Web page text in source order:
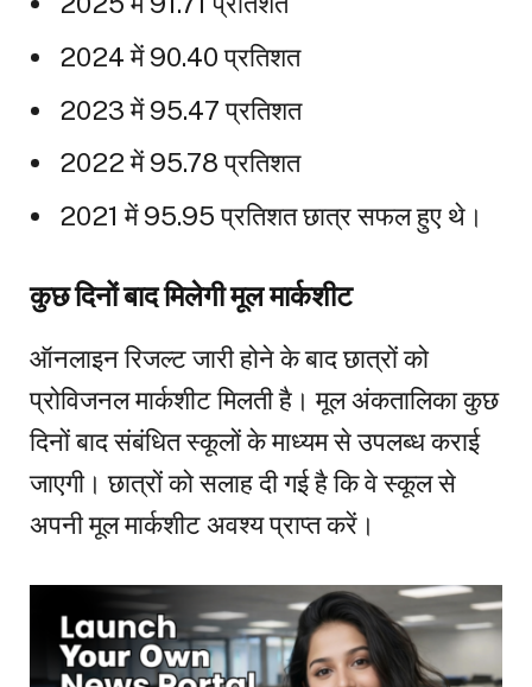
2024 में 90.40 प्रतिशत
2023 में 95.47 प्रतिशत
2022 में 95.78 प्रतिशत
2021 में 95.95 प्रतिशत छात्र सफल हुए थे।
कुछ दिनों बाद मिलेगी मूल मार्कशीट
ऑनलाइन रिजल्ट जारी होने के बाद छात्रों को
प्रोविजनल मार्कशीट मिलती है। मूल अंकतालिका कुछ
दिनों बाद संबंधित स्कूलों के माध्यम से उपलब्ध कराई
जाएगी। छात्रों को सलाह दी गई है कि वे स्कूल से
अपनी मूल मार्कशीट अवश्य प्राप्त करें।